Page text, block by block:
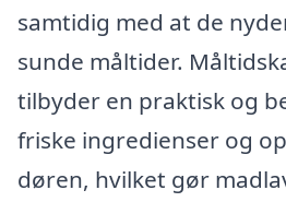
samtidig med at de
sunde måltider.
tilbyder en praktisk og
friske ingredienser og
døren, hvilket gør